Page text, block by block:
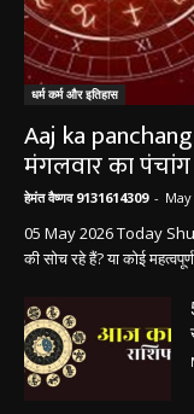
धर्म कर्म और इतिहास
Aaj ka
मंगलवार का
हेमंत वैष्णव 9131614309 -
05 May 2026 Today
की सोच रहे हैं? या कोई